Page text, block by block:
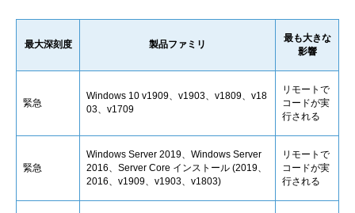
最大深刻度 製品ファミリ
最も大きな
影響
緊急
Windows 10 v1909、v1903、v1809、v18
03、v1709
リモートで
コードが実
行される
緊急
Windows Server 2019、Windows Server
2016、Server Core インストール (2019、
2016、v1909、v1903、v1803)
リモートで
コードが実
行される